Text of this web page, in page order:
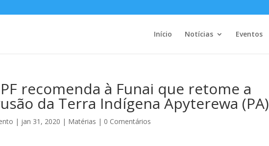
Início Notícias Eventos
recomenda à Funai que retome a
da Terra Indígena Apyterewa (PA)
| jan 31, 2020 | Matérias | 0 Comentários